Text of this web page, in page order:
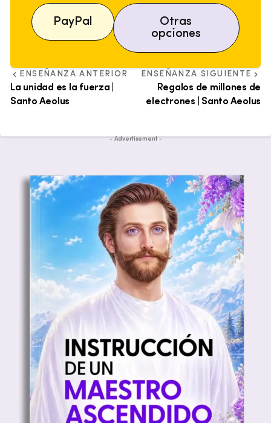
PayPal
Otras
opciones
ENSEÑANZA ANTERIOR
La unidad es la fuerza |
Santo Aeolus
ENSEÑANZA SIGUIENTE
Regalos de millones de
electrones | Santo Aeolus
- Advertisement -